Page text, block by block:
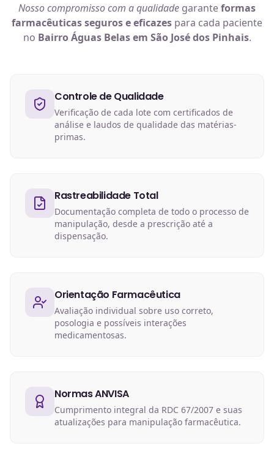
Nosso compromisso com a qualidade garanteformas
farmacêuticasseguros e eficazes para cada paciente
no Bairro Águas Belas em São José dos Pinhais.
Controle de Qualidade
Verificação de cada lote com certificados de
análise e laudos de qualidade das matérias-
primas.
Rastreabilidade Total
Documentação completa de todo o processo de
manipulação, desde a prescrição até a
dispensação.
Orientação Farmacêutica
Avaliação individual sobre uso correto,
posologia e possíveis interações
medicamentosas.
Normas ANVISA
Cumprimento integral da RDC 67/2007 e suas
atualizações para manipulação farmacêutica.